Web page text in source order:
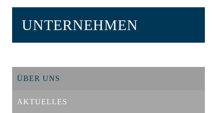
UNTERNEHMEN
ÜBER UNS
AKTUELLES